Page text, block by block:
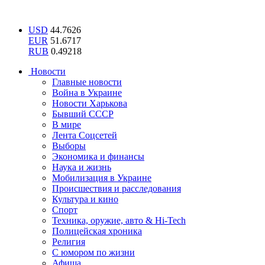
USD 44.7626
EUR 51.6717
RUB 0.49218
Новости
Главные новости
Война в Украине
Новости Харькова
Бывший СССР
В мире
Лента Соцсетей
Выборы
Экономика и финансы
Наука и жизнь
Мобилизация в Украине
Происшествия и расследования
Культура и кино
Спорт
Техника, оружие, авто & Hi-Tech
Полицейская хроника
Религия
С юмором по жизни
Афиша